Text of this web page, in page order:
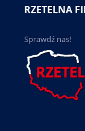
RZETELNA
Sprawdź nas!